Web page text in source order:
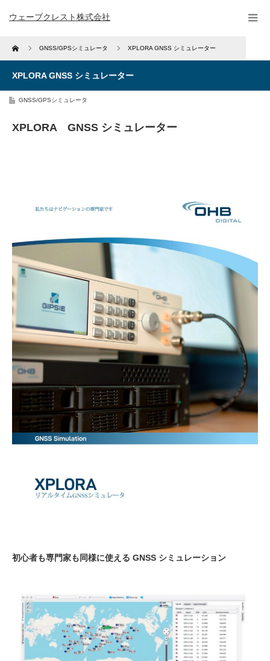
ウェーブクレスト株式会社
Home GNSS/GPSシミュレータ XPLORA GNSS シミュレーター
XPLORA GNSS シミュレーター
GNSS/GPSシミュレータ
XPLORA GNSS シミュレーター
初心者も専門家も同様に使える GNSS シミュレーション